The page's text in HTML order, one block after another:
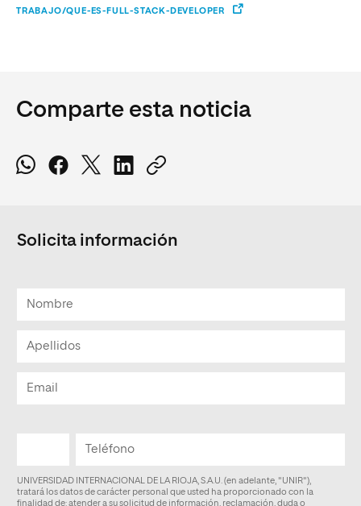
TRABAJO/QUE-ES-FULL-STACK-DEVELOPER
Comparte esta noticia
Solicita información